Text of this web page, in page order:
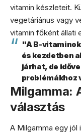
vitamin készleteit.
vegetáriánus vagy
vitamin főként állati
"A B-
és kezdetben
járhat, de
problémákhoz
Milgamma:
választás
A Milgamma egy jól